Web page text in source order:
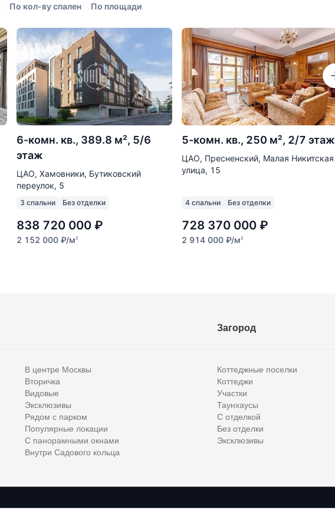
По кол-ву спален По площади
6-комн. кв., 389.8 м², 5/6
этаж
ЦАО, Хамовники, Бутиковский
переулок, 5
3 спальни Без отделки
838 720 000 ₽
2 152 000 ₽/м2
5-комн. кв., 250 м², 2/7 этаж
ЦАО, Пресненский, Малая Никитская
улица, 15
4 спальни Без отделки
728 370 000 ₽
2 914 000 ₽/м2
В центре Москвы
Вторичка
Видовые
Эксклюзивы
Рядом с парком
Популярные локации
С панорамными окнами
Внутри Садового кольца
Загород
Коттеджные поселки
Коттеджи
Участки
Таунхаусы
С отделкой
Без отделки
Эксклюзивы